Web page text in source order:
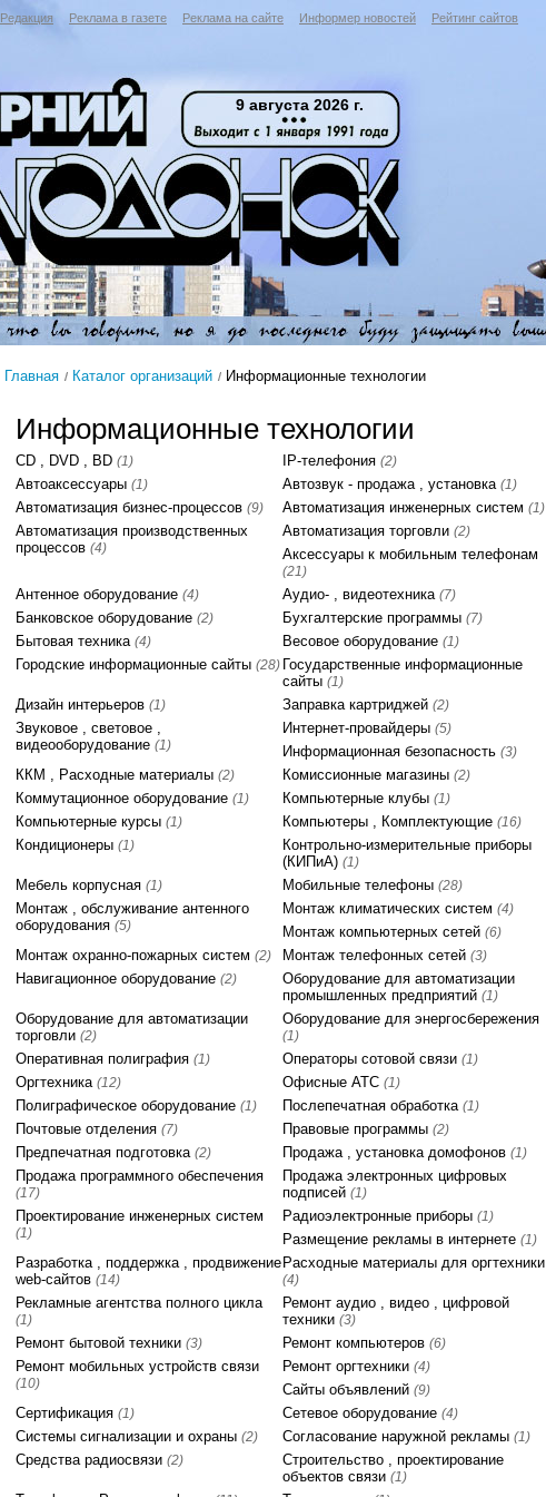
Редакция Реклама в газете Реклама на сайте Информер новостей Рейтинг сайтов
9 августа 2026 г.
Главная Каталог организаций Информационные технологии
Информационные технологии
CD , DVD , BD (1) IP-телефония (2)
Автоаксессуары (1) Автозвук - продажа , установка (1)
Автоматизация бизнес-процессов (9) Автоматизация инженерных систем (1)
Автоматизация производственных
процессов (4)
Автоматизация торговли (2)
Аксессуары к мобильным телефонам
(21)
Антенное оборудование (4) Аудио- , видеотехника (7)
Банковское оборудование (2) Бухгалтерские программы (7)
Бытовая техника (4) Весовое оборудование (1)
Городские информационные сайты (28) Государственные информационные
сайты (1)
Дизайн интерьеров (1) Заправка картриджей (2)
Звуковое , световое ,
видеооборудование (1)
Интернет-провайдеры (5)
Информационная безопасность (3)
ККМ , Расходные материалы (2) Комиссионные магазины (2)
Коммутационное оборудование (1) Компьютерные клубы (1)
Компьютерные курсы (1) Компьютеры , Комплектующие (16)
Кондиционеры (1)
Контрольно-измерительные приборы
(КИПиА) (1)
Мебель корпусная (1) Мобильные телефоны (28)
Монтаж , обслуживание антенного
оборудования (5)
Монтаж климатических систем (4)
Монтаж компьютерных сетей (6)
Монтаж охранно-пожарных систем (2) Монтаж телефонных сетей (3)
Навигационное оборудование (2)
Оборудование для автоматизации
промышленных предприятий (1)
Оборудование для автоматизации
торговли (2)
Оборудование для энергосбережения
(1)
Оперативная полиграфия (1) Операторы сотовой связи (1)
Оргтехника (12) Офисные АТС (1)
Полиграфическое оборудование (1) Послепечатная обработка (1)
Почтовые отделения (7) Правовые программы (2)
Предпечатная подготовка (2) Продажа , установка домофонов (1)
Продажа программного обеспечения
(17)
Продажа электронных цифровых
подписей (1)
Проектирование инженерных систем
(1)
Радиоэлектронные приборы (1)
Размещение рекламы в интернете (1)
Разработка , поддержка , продвижение
web-сайтов (14)
Расходные материалы для оргтехники
(4)
Рекламные агентства полного цикла
(1)
Ремонт аудио , видео , цифровой
техники (3)
Ремонт бытовой техники (3) Ремонт компьютеров (6)
Ремонт мобильных устройств связи
(10)
Ремонт оргтехники (4)
Сайты объявлений (9)
Сертификация (1) Сетевое оборудование (4)
Системы сигнализации и охраны (2) Согласование наружной рекламы (1)
Средства радиосвязи (2)
Строительство , проектирование
объектов связи (1)